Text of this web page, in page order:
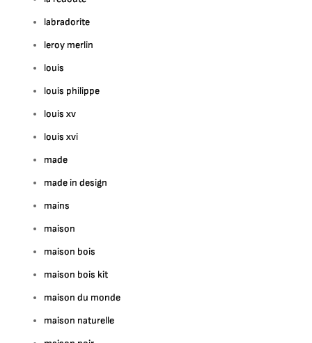
labradorite
leroy merlin
louis
louis philippe
louis xv
louis xvi
made
made in design
mains
maison
maison bois
maison bois kit
maison du monde
maison naturelle